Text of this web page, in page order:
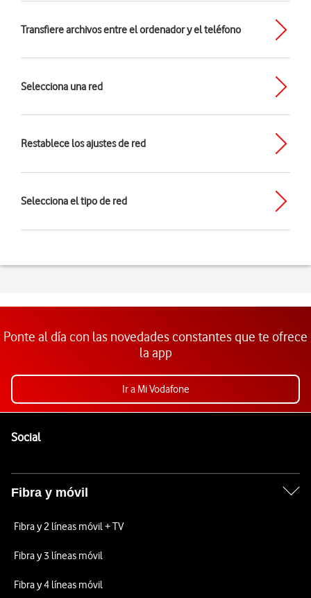
Transfiere archivos entre el ordenador y el teléfono
Selecciona una red
Restablece los ajustes de red
Selecciona el tipo de red
Ponte al día con las novedades constantes que te ofrece
la app
Ir a Mi Vodafone
SocialEnlaces a las redes sociales de Vodafone
Fibra y móvil
Fibra y 2 líneas móvil + TV
Fibra y 3 líneas móvil
Fibra y 4 líneas móvil